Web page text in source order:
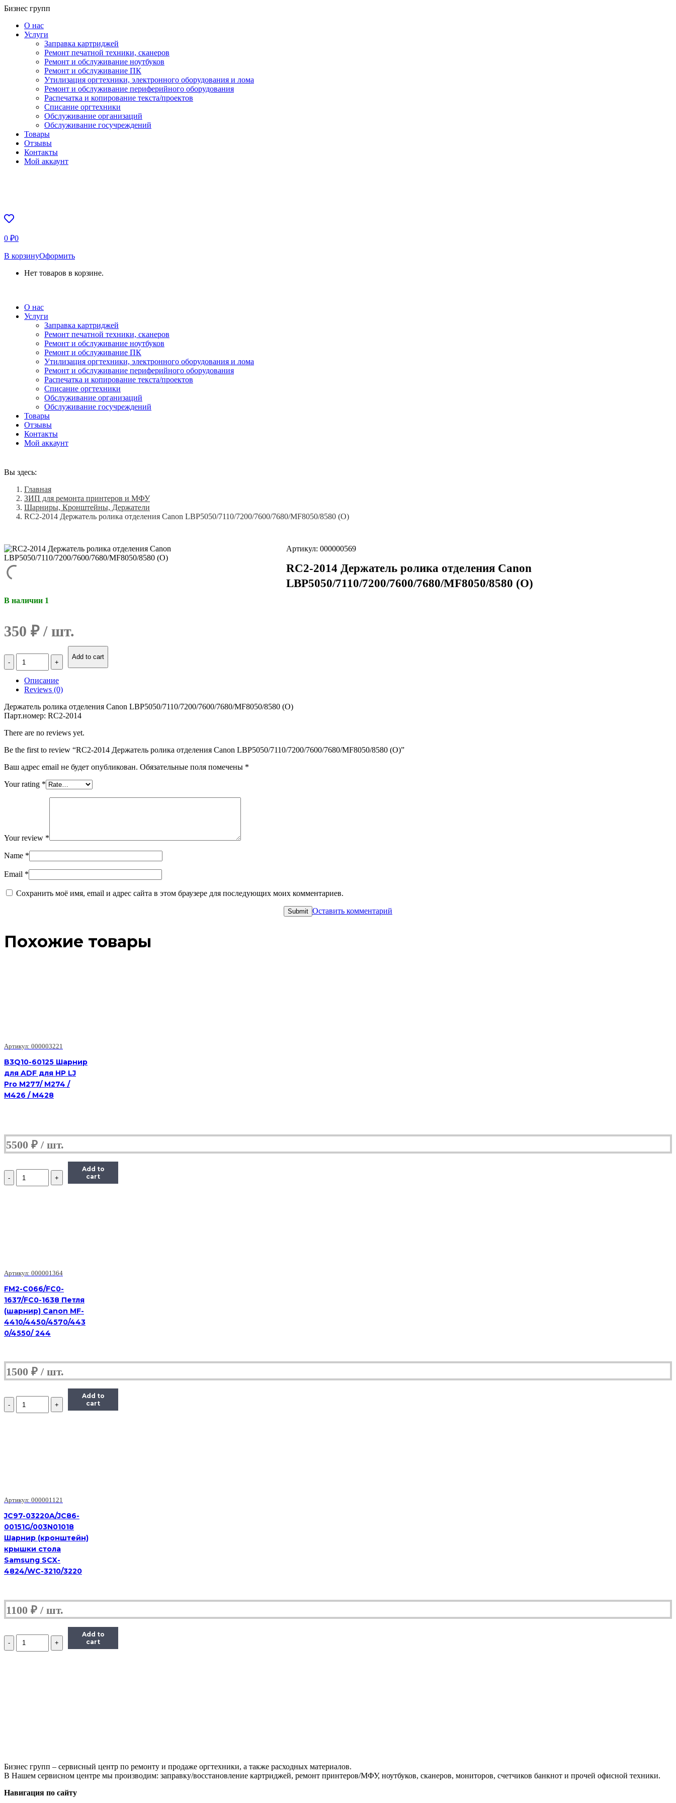
Перейти
содержанию
Бизнес групп
О нас
Услуги
Заправка картриджей
Ремонт печатной техники, сканеров
Ремонт и обслуживание ноутбуков
Ремонт и обслуживание ПК
Утилизация оргтехники, электронного оборудования и лома
Ремонт и обслуживание периферийного оборудования
Распечатка и копирование текста/проектов
Списание оргтехники
Обслуживание организаций
Обслуживание госучреждений
Товары
Отзывы
Контакты
Мой аккаунт
0 ₽0
В корзинуОформить
Нет товаров в корзине.
О нас
Услуги
Заправка картриджей
Ремонт печатной техники, сканеров
Ремонт и обслуживание ноутбуков
Ремонт и обслуживание ПК
Утилизация оргтехники, электронного оборудования и лома
Ремонт и обслуживание периферийного оборудования
Распечатка и копирование текста/проектов
Списание оргтехники
Обслуживание организаций
Обслуживание госучреждений
Товары
Отзывы
Контакты
Мой аккаунт
Вы здесь:
Главная
ЗИП для ремонта принтеров и МФУ
Шарниры, Кронштейны, Держатели
RC2-2014 Держатель ролика отделения Canon LBP5050/7110/7200/7600/7680/MF8050/8580 (O)
Артикул: 000000569
RC2-2014 Держатель ролика отделения Canon
LBP5050/7110/7200/7600/7680/MF8050/8580 (O)
В наличии 1
350 ₽
Количество
RC2-
Держатель
ролика
отделения
Canon
LBP5050/7110/7200/7600/7680/MF8050/8580
(O)
Add to cart
Описание
Reviews (0)
Держатель ролика отделения Canon LBP5050/7110/7200/7600/7680/MF8050/8580 (O)
Парт.номер: RC2-2014
There are no reviews yet.
Be the first to review “RC2-2014 Держатель ролика отделения Canon LBP5050/7110/7200/7600/7680/MF8050/8580 (O)”
Ваш адрес email не будет опубликован. Обязательные поля помечены *
Your rating *
Your review *
Name *
Email *
Сохранить моё имя, email и адрес сайта в этом браузере для последующих моих комментариев.
Оставить комментарий
Похожие товары
Артикул: 000003221
B3Q10-60125 Шарнир
для ADF для HP LJ
Pro M277/ M274 /
M426 / M428
5500 ₽
Количество
RC2-
Add to
cart
Артикул: 000001364
FM2-C066/FC0-
1637/FC0-1638 Петля
(шарнир) Canon MF-
4410/4450/4570/443
0/4550/ 244
1500 ₽
Количество
RC2-
Add to
cart
Артикул: 000001121
JC97-03220A/JC86-
00151G/003N01018
Шарнир (кронштейн)
крышки стола
Samsung SCX-
4824/WC-3210/3220
1100 ₽
Количество
RC2-
Add to
cart
Бизнес групп – сервисный центр по ремонту и продаже оргтехники, а также расходных материалов.
В Нашем сервисном центре мы производим: заправку/восстановление картриджей, ремонт принтеров/МФУ, ноутбуков, сканеров, мониторов, счетчиков банкнот и прочей офисной техники.
Навигация по сайту